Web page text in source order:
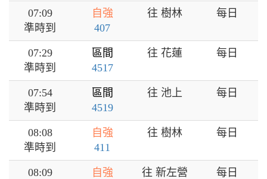
07:09
準時到
自強
407
往 樹林 每日
07:29
準時到
區間
4517
往 花蓮 每日
07:54
準時到
區間
4519
往 池上 每日
08:08
準時到
自強
411
往 樹林 每日
08:09
自強
往 新左營 每日